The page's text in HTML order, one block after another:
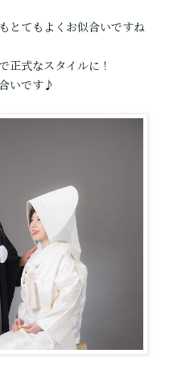
とてもよくお似合いですね
正式なスタイルに！
いです♪